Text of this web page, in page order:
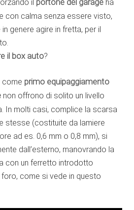
il portone del garage ha
con calma senza essere visto,
genere agire in fretta, per il
il box auto?
come primo equipaggiamento
non offrono di solito un livello
In molti casi, complice la scarsa
stesse (costituite da lamiere
ad es. 0,6 mm o 0,8 mm), si
dall’esterno, manovrando la
con un ferretto introdotto
come si vede in questo